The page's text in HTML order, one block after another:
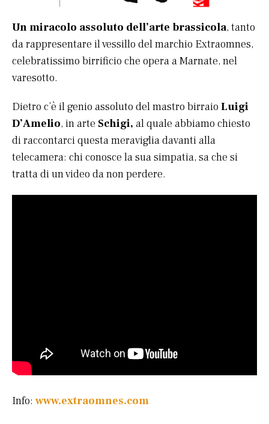
Un miracolo assoluto dell’arte brassicola, tanto
da rappresentare il vessillo del marchio Extraomnes,
celebratissimo birrificio che opera a Marnate, nel
varesotto.
Dietro c’è il genio assoluto del mastro birraio Luigi
D’Amelio, in arte Schigi, al quale abbiamo chiesto
di raccontarci questa meraviglia davanti alla
telecamera: chi conosce la sua simpatia, sa che si
tratta di un video da non perdere.
Info: www.extraomnes.com